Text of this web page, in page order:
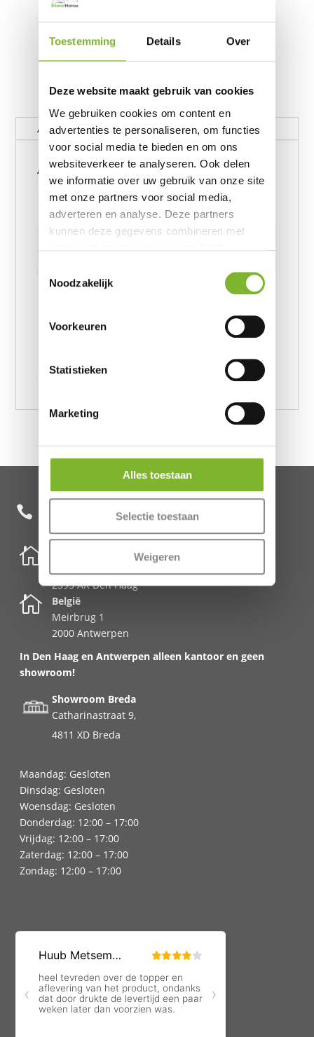
Toestemming Details Over
Deze website maakt gebruik van cookies
We gebruiken cookies om content en
advertenties te personaliseren, om functies
voor social media te bieden en om ons
websiteverkeer te analyseren. Ook delen
we informatie over uw gebruik van onze site
met onze partners voor social media,
adverteren en analyse. Deze partners
kunnen deze gegevens combineren met
basis van uw gebruik van hun services.
Noodzakelijk
Voorkeuren
Statistieken
Marketing
Alles toestaan
Selectie toestaan
Weigeren
Aanvullende informatie
Aanvullende informatie
Gewicht
62390656 kg
Afmeting
200/260, Egyptisch Katoen Uni Dekbedovertrek Grijs
200 x 200/260, Egyptisch Katoen Uni
Katoen Uni Dekbedovertrek Grijs 135 x 200/260
 +31 85 482 0020

2595 AR Den Haag

België
Meirbrug 1
2000 Antwerpen
In Den Haag en Antwerpen alleen kantoor en geen
showroom!
Showroom Breda
Catharinastraat 9,
4811 XD Breda
Maandag: Gesloten
Dinsdag: Gesloten
Woensdag: Gesloten
Donderdag: 12:00 – 17:00
Vrijdag: 12:00 – 17:00
Zaterdag: 12:00 – 17:00
Zondag: 12:00 – 17:00